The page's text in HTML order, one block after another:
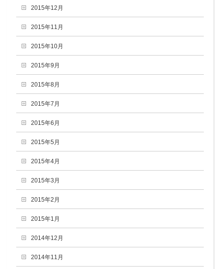
2015年12月
2015年11月
2015年10月
2015年9月
2015年8月
2015年7月
2015年6月
2015年5月
2015年4月
2015年3月
2015年2月
2015年1月
2014年12月
2014年11月